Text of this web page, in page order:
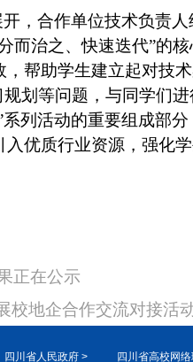
，合作单位技术负责
而治之、快速迭代”的
帮助学生建立起对技
划等问题，与同学们进
列活动的重要组成部
优质行业资源，强化
正在公示
校地企合作交流对接活
四川省人民政府 > 四川省高校网